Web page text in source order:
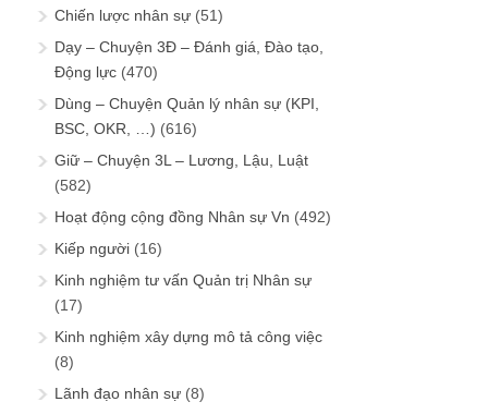
Chiến lược nhân sự (51)
Dạy – Chuyện 3Đ – Đánh giá, Đào tạo,
Động lực (470)
Dùng – Chuyện Quản lý nhân sự (KPI,
BSC, OKR, …) (616)
Giữ – Chuyện 3L – Lương, Lậu, Luật
(582)
Hoạt động cộng đồng Nhân sự Vn (492)
Kiếp người (16)
Kinh nghiệm tư vấn Quản trị Nhân sự
(17)
Kinh nghiệm xây dựng mô tả công việc
(8)
Lãnh đạo nhân sự (8)